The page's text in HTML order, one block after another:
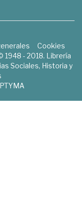
Cookies
1948 - 2018. Librería
Sociales, Historia y